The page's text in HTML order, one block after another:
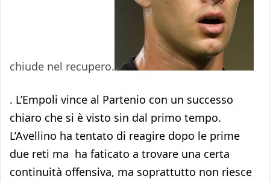
chiude nel recupero.
. L’Empoli vince al Partenio con un successo
chiaro che si è visto sin dal primo tempo.
L’Avellino ha tentato di reagire dopo le prime
due reti ma ha faticato a trovare una certa
continuità offensiva, ma soprattutto non riesce